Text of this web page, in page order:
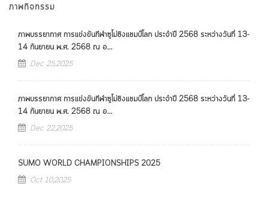
ภาพกิจกรรม
ภาพบรรยากาศ การแข่งขันกีฬาซูโม่ชิงแชมป์โลก ประจำปี 2568 ระหว่างวันที่ 13-
14 กันยายน พ.ศ. 2568 ณ อ...
Dec 25,2025
ภาพบรรยากาศ การแข่งขันกีฬาซูโม่ชิงแชมป์โลก ประจำปี 2568 ระหว่างวันที่ 13-
14 กันยายน พ.ศ. 2568 ณ อ...
Dec 22,2025
SUMO WORLD CHAMPIONSHIPS 2025
Oct 10,2025